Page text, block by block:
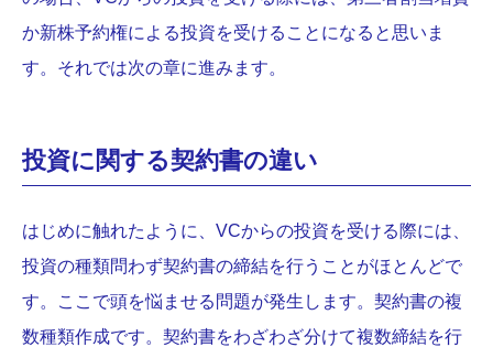
か新株予約権による投資を受けることになると思いま
す。それでは次の章に進みます。
投資に関する契約書の違い
はじめに触れたように、VCからの投資を受ける際には、
投資の種類問わず契約書の締結を行うことがほとんどで
す。ここで頭を悩ませる問題が発生します。契約書の複
数種類作成です。契約書をわざわざ分けて複数締結を行